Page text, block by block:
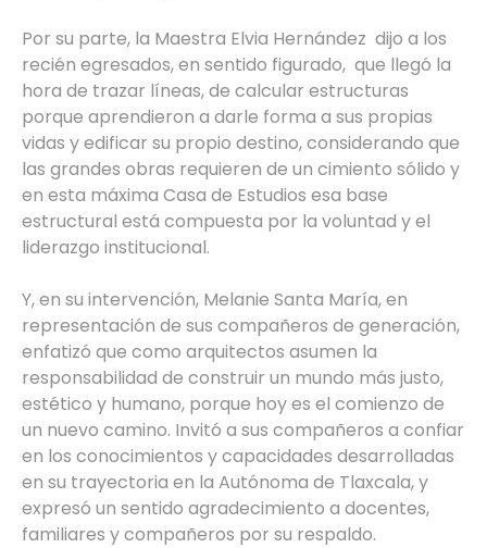
Por su parte, la Maestra Elvia Hernández dijo a los
recién egresados, en sentido figurado, que llegó la
hora de trazar líneas, de calcular estructuras
porque aprendieron a darle forma a sus propias
vidas y edificar su propio destino, considerando que
las grandes obras requieren de un cimiento sólido y
en esta máxima Casa de Estudios esa base
estructural está compuesta por la voluntad y el
liderazgo institucional.
Y, en su intervención, Melanie Santa María, en
representación de sus compañeros de generación,
enfatizó que como arquitectos asumen la
responsabilidad de construir un mundo más justo,
estético y humano, porque hoy es el comienzo de
un nuevo camino. Invitó a sus compañeros a confiar
en los conocimientos y capacidades desarrolladas
en su trayectoria en la Autónoma de Tlaxcala, y
expresó un sentido agradecimiento a docentes,
familiares y compañeros por su respaldo.